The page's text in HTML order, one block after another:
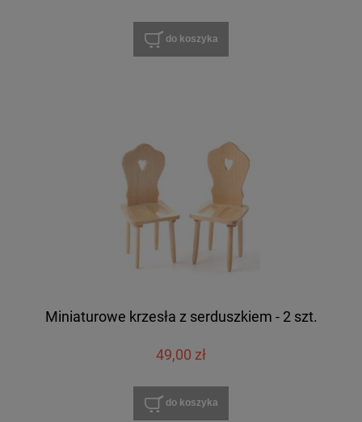
do koszyka
Miniaturowe krzesła z serduszkiem - 2 szt.
49,00 zł
do koszyka